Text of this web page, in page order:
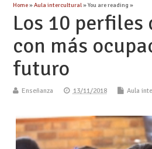
Home»Aula intercultural» You are reading »
Los 10 perfiles
con más
futuro
Enseñanza 13/11/2018 Aula